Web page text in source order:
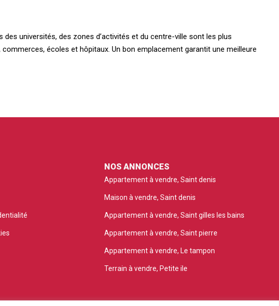
universités, des zones d’activités et du centre-ville sont les plus
écoles et hôpitaux. Un bon emplacement garantit une meilleure
NOS ANNONCES
Appartement à vendre, Saint denis
Maison à vendre, Saint denis
Appartement à vendre, Saint gilles les bains
Appartement à vendre, Saint pierre
Appartement à vendre, Le tampon
Terrain à vendre, Petite ile